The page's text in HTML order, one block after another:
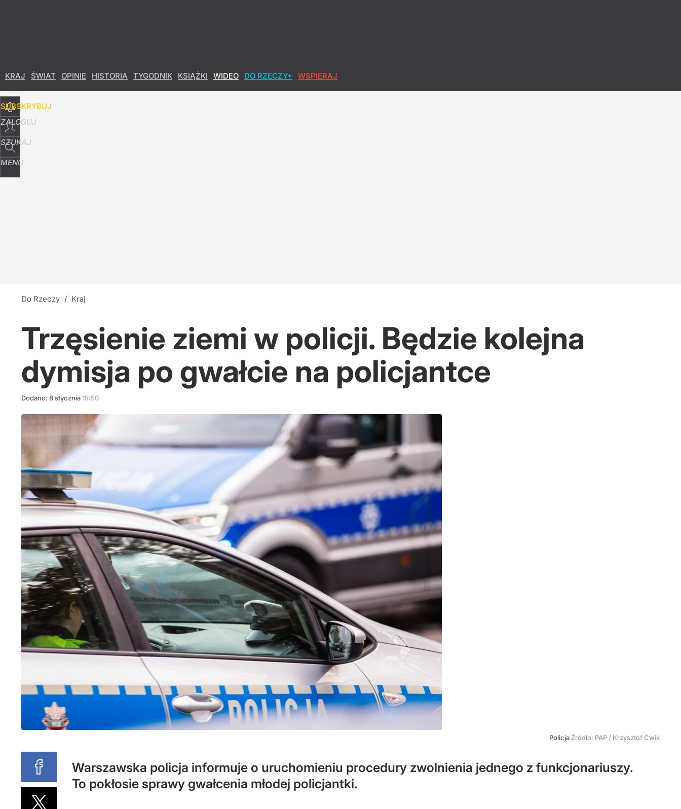
KRAJ ŚWIAT OPINIE HISTORIA TYGODNIK KSIĄŻKI WIDEO DO RZECZY+ WSPIERAJ
SUBSKRYBUJ
ZALOGUJ
SZUKAJ
MENU
Do Rzeczy / Kraj
Trzęsienie ziemi w policji. Będzie kolejna
dymisja po gwałcie na policjantce
Dodano: 8stycznia15:50
Policja Źródło: PAP / Krzysztof Ćwik
Warszawska policja informuje o uruchomieniu procedury zwolnienia jednego z funkcjonariuszy.
To pokłosie sprawy gwałcenia młodej policjantki.